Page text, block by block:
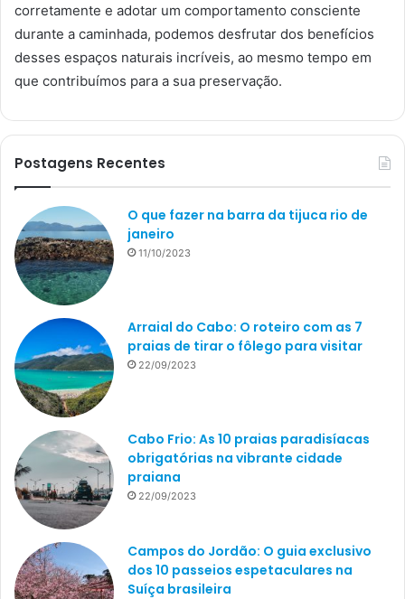
corretamente e adotar um comportamento consciente
durante a caminhada, podemos desfrutar dos benefícios
desses espaços naturais incríveis, ao mesmo tempo em
que contribuímos para a sua preservação.
Postagens Recentes
O que fazer na barra da tijuca rio de
janeiro
11/10/2023
Arraial do Cabo: O roteiro com as 7
praias de tirar o fôlego para visitar
22/09/2023
Cabo Frio: As 10 praias paradisíacas
obrigatórias na vibrante cidade
praiana
22/09/2023
Campos do Jordão: O guia exclusivo
dos 10 passeios espetaculares na
Suíça brasileira